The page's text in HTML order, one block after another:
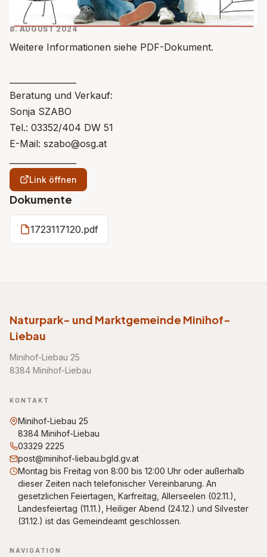
8. AUGUST 2024
Weitere Informationen siehe PDF-Dokument.
Beratung und Verkauf:
Sonja SZABO
Tel.: 03352/404 DW 51
E-Mail: szabo@osg.at
Link öffnen
Dokumente
1723117120.pdf
Naturpark- und Marktgemeinde Minihof-
Liebau
Minihof-Liebau 25
8384 Minihof-Liebau
KONTAKT
Minihof-Liebau 25
8384 Minihof-Liebau
03329 2225
post@minihof-liebau.bgld.gv.at
Montag bis Freitag von 8:00 bis 12:00 Uhr oder außerhalb
dieser Zeiten nach telefonischer Vereinbarung. An
gesetzlichen Feiertagen, Karfreitag, Allerseelen (02.11.),
Landesfeiertag (11.11.), Heiliger Abend (24.12.) und Silvester
(31.12.) ist das Gemeindeamt geschlossen.
NAVIGATION